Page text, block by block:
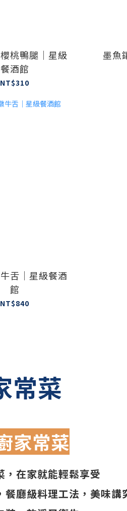
桃鴨腿｜星級
餐酒館
NT$310
墨魚
舌｜星級餐酒
館
NT$840
常菜
家常菜
，在家就能輕鬆享受
餐廳級料理工法，美味講